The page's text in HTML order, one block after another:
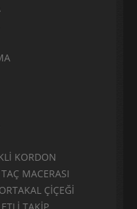
KORDON
MACERASI
ÇİÇEĞİ